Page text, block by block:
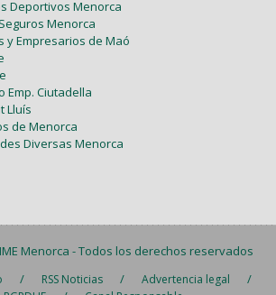
Deportivos Menorca
Menorca
y Empresarios de Maó
Emp. Ciutadella
Lluís
de Menorca
Diversas Menorca
Menorca - Todos los derechos reservados
/ RSS Noticias / Advertencia legal /